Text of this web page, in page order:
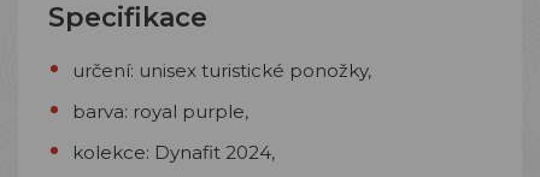
Specifikace
určení: unisex turistické ponožky,
barva: royal purple,
kolekce: Dynafit 2024,